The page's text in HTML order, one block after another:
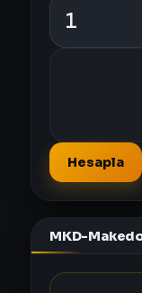
Hesapla
MKD-